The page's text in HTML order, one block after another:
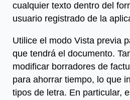
cualquier texto dentro del
usuario registrado de la
Utilice el modo Vista previa
que tendrá el documento.
modificar borradores de
para ahorrar tiempo, lo que
tipos de letra. En particular,